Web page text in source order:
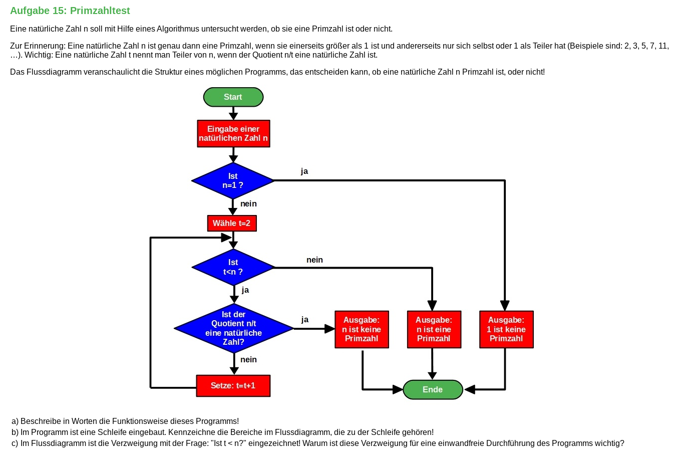
Aufgabe 15: Primzahltest
Eine natürliche Zahl n soll mit Hilfe eines Algorithmus untersucht werden, ob sie eine Primzahl ist oder nicht.
Zur Erinnerung: Eine natürliche Zahl n ist genau dann eine Primzahl, wenn sie einerseits größer als 1 ist und andererseits nur sich selbst oder 1 als Teiler hat (Beispiele sind: 2, 3, 5, 7, 11,
…). Wichtig: Eine natürliche Zahl t nennt man Teiler von n, wenn der Quotient n/t eine natürliche Zahl ist.
Das Flussdiagramm veranschaulicht die Struktur eines möglichen Programms, das entscheiden kann, ob eine natürliche Zahl n Primzahl ist, oder nicht!
a) Beschreibe in Worten die Funktionsweise dieses Programms!
b) Im Programm ist eine Schleife eingebaut. Kennzeichne die Bereiche im Flussdiagramm, die zu der Schleife gehören!
c) Im Flussdiagramm ist die Verzweigung mit der Frage: "Ist t < n?" eingezeichnet! Warum ist diese Verzweigung für eine einwandfreie Durchführung des Programms wichtig?